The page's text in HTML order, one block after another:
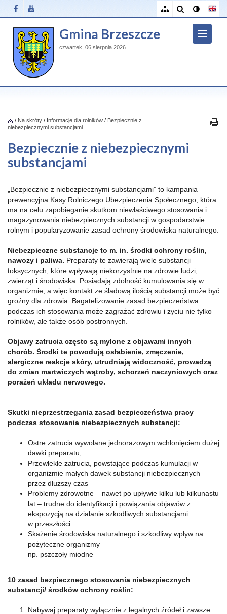
Gmina Brzeszcze
czwartek, 06 sierpnia 2026
/ Na skróty / Informacje dla rolników / Bezpiecznie z
niebezpiecznymi substancjami
Bezpiecznie z niebezpiecznymi
substancjami
„Bezpiecznie z niebezpiecznymi substancjami” to kampania
prewencyjna Kasy Rolniczego Ubezpieczenia Społecznego, która
ma na celu zapobieganie skutkom niewłaściwego stosowania i
magazynowania niebezpiecznych substancji w gospodarstwie
rolnym i popularyzowanie zasad ochrony środowiska naturalnego.
Niebezpieczne substancje to m. in. środki ochrony roślin,
nawozy i paliwa. Preparaty te zawierają wiele substancji
toksycznych, które wpływają niekorzystnie na zdrowie ludzi,
zwierząt i środowiska. Posiadają zdolność kumulowania się w
organizmie, a więc kontakt ze śladową ilością substancji może być
groźny dla zdrowia. Bagatelizowanie zasad bezpieczeństwa
podczas ich stosowania może zagrażać zdrowiu i życiu nie tylko
rolników, ale także osób postronnych.
Objawy zatrucia często są mylone z objawami innych
chorób. Środki te powodują osłabienie, zmęczenie,
alergiczne reakcje skóry, utrudniają widoczność, prowadzą
do zmian martwiczych wątroby, schorzeń naczyniowych oraz
porażeń układu nerwowego.
Skutki nieprzestrzegania zasad bezpieczeństwa pracy
podczas stosowania niebezpiecznych substancji:
Ostre zatrucia wywołane jednorazowym wchłonięciem dużej
dawki preparatu,
Przewlekłe zatrucia, powstające podczas kumulacji w
organizmie małych dawek substancji niebezpiecznych
przez dłuższy czas
Problemy zdrowotne – nawet po upływie kilku lub kilkunastu
lat – trudne do identyfikacji i powiązania objawów z
ekspozycją na działanie szkodliwych substancjami
w przeszłości
Skażenie środowiska naturalnego i szkodliwy wpływ na
pożyteczne organizmy
np. pszczoły miodne
10 zasad bezpiecznego stosowania niebezpiecznych
substancji/ środków ochrony roślin:
Nabywaj preparaty wyłącznie z legalnych źródeł i zawsze